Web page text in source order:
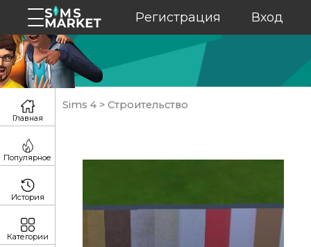
Регистрация Вход
Sims 4 > Строительство
Главная
Популярное
История
Категории